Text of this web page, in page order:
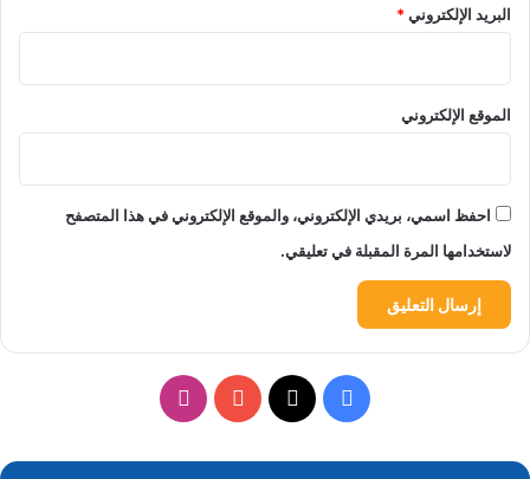
البريد الإلكتروني*
الموقع الإلكتروني
احفظ اسمي، بريدي الإلكتروني، والموقع الإلكتروني في هذا المتصفح
لاستخدامها المرة المقبلة في تعليقي.
فيسبوك ‫YouTubeانستقرام